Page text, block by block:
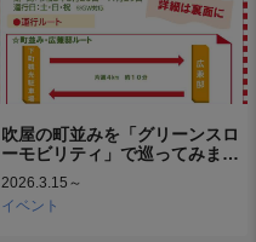
吹屋の町並みを「グリーンスロ
ーモビリティ」で巡ってみま…
2026.3.15～
イベント